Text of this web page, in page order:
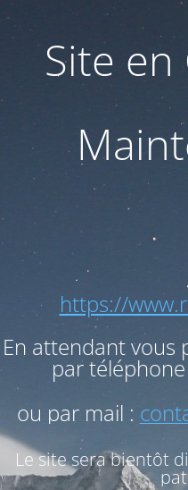
Site
https://
En attendant vous
par
ou par mail :
Le site sera bientôt